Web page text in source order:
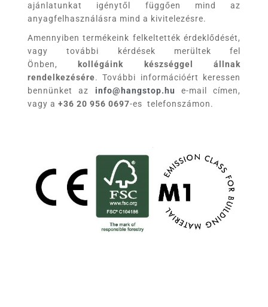
ajánlatunkat igénytől függően mind az
anyagfelhasználásra mind a kivitelezésre.
Amennyiben termékeink felkeltették érdeklődését,
vagy további kérdések merültek fel
Önben,
kollégáink készséggel állnak
rendelkezésére. További információért keressen
bennünket az info@hangstop.hu e-mail címen,
vagy a +36 20 956 0697-es telefonszámon.